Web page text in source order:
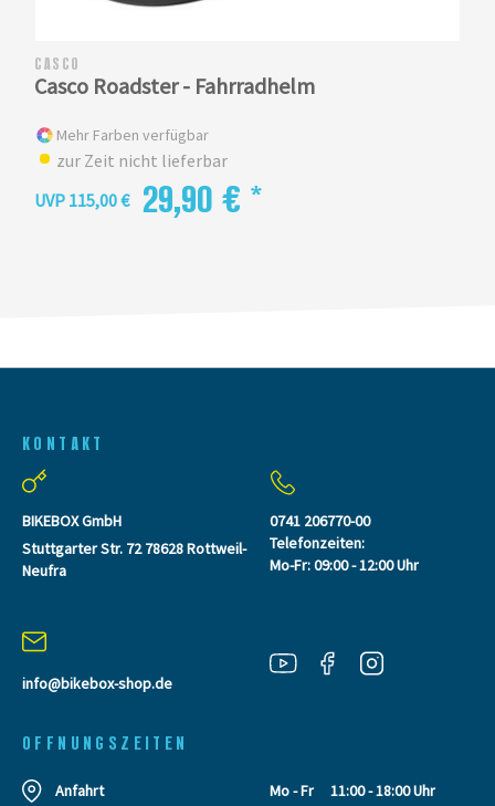
CASCO
Casco Roadster - Fahrradhelm
Mehr Farben verfügbar
zur Zeit nicht lieferbar
UVP 115,00 € 29,90 € *
KONTAKT
BIKEBOX GmbH
Stuttgarter Str. 72 78628 Rottweil-
Neufra
info@bikebox-shop.de
0741 206770-00
Telefonzeiten:
Mo-Fr: 09:00 - 12:00 Uhr
OFFNUNGSZEITEN
Anfahrt Mo - Fr
11:00 - 18:00 Uhr